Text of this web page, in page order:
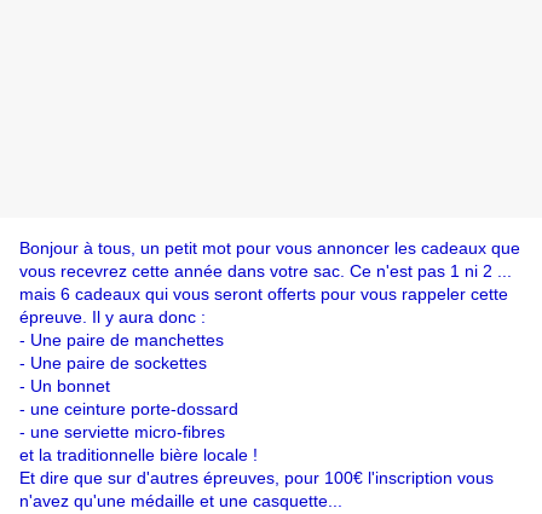
Bonjour à tous, un petit mot pour vous annoncer les cadeaux que
vous recevrez cette année dans votre sac. Ce n'est pas 1 ni 2 ...
mais 6 cadeaux qui vous seront offerts pour vous rappeler cette
épreuve. Il y aura donc :
- Une paire de manchettes
- Une paire de sockettes
- Un bonnet
- une ceinture porte-dossard
- une serviette micro-fibres
et la traditionnelle bière locale !
Et dire que sur d'autres épreuves, pour 100€ l'inscription vous
n'avez qu'une médaille et une casquette..